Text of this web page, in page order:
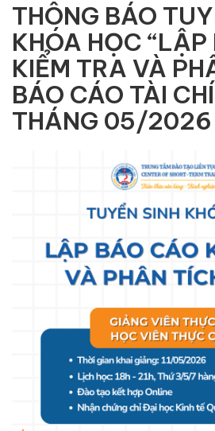
THÔNG BÁO
KHÓA HỌC
KIỂM TRA VÀ
BÁO CÁO TÀI
THÁNG 05/2026